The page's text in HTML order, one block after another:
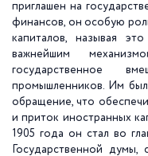
приглашен на
финансов, он особую
капиталов, называя
важнейшим
государственное
промышленников. Им
обращение, что
и приток иностранных
1905 года он стал во
Государственной думы,